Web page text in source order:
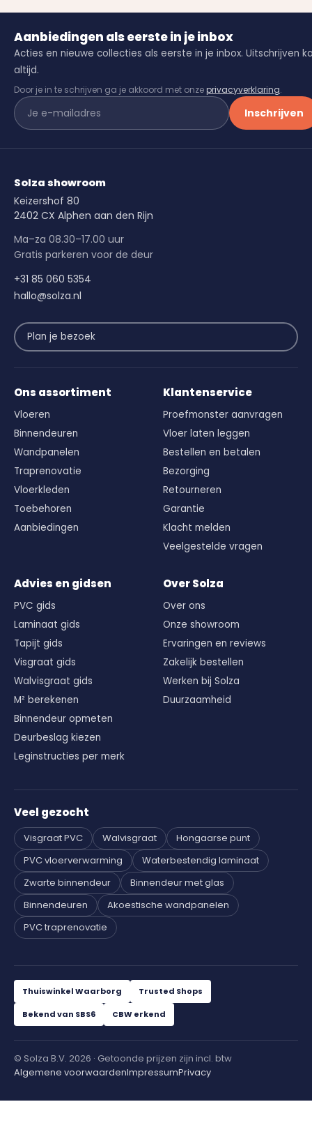
Aanbiedingen als eerste in je inbox
Acties en nieuwe collecties als eerste in je inbox. Uitschrijven
altijd.
Door je in te schrijven ga je akkoord met onzeprivacyverklaring.
Inschrijven
Solza showroom
Keizershof 80
2402 CX Alphen aan den Rijn
Ma–za 08.30–17.00 uur
Gratis parkeren voor de deur
+31 85 060 5354
hallo@solza.nl
Plan je bezoek
Ons assortiment
Vloeren
Binnendeuren
Wandpanelen
Traprenovatie
Vloerkleden
Toebehoren
Aanbiedingen
Klantenservice
Proefmonster aanvragen
Vloer laten leggen
Bestellen en betalen
Bezorging
Retourneren
Garantie
Klacht melden
Veelgestelde vragen
Advies en gidsen
PVC gids
Laminaat gids
Tapijt gids
Visgraat gids
Walvisgraat gids
M² berekenen
Binnendeur opmeten
Deurbeslag kiezen
Leginstructies per merk
Over Solza
Over ons
Onze showroom
Ervaringen en reviews
Zakelijk bestellen
Werken bij Solza
Duurzaamheid
Veel gezocht
Visgraat PVC Walvisgraat
Hongaarse punt
PVC vloerverwarming
Waterbestendig laminaat
Zwarte binnendeur
Binnendeur met glas
Binnendeuren
Akoestische wandpanelen
PVC traprenovatie
Thuiswinkel Waarborg Trusted Shops
Bekend van SBS6 CBW erkend
© Solza B.V. 2026 · Getoonde prijzen zijn incl. btw
Algemene voorwaardenImpressumPrivacy